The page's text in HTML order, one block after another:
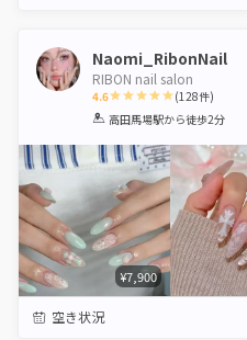
Naomi_RibonNail
RIBON nail salon
4.6
1 2 3 4 5
(128件)
高田馬場駅から徒歩2分
¥7,900
空き状況